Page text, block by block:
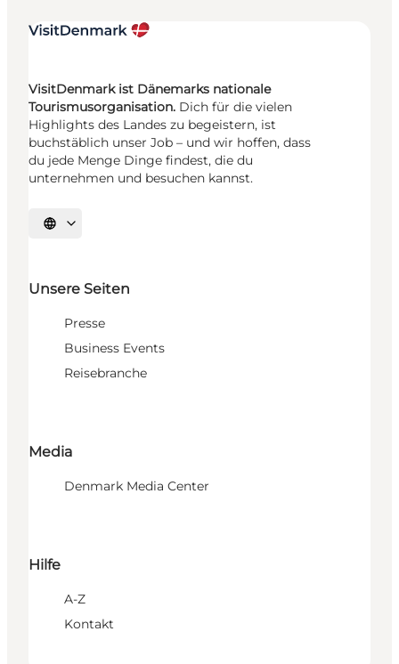
VisitDenmark ist Dänemarks nationale
Tourismusorganisation. Dich für die vielen
Highlights des Landes zu begeistern, ist
buchstäblich unser Job – und wir hoffen, dass
du jede Menge Dinge findest, die du
unternehmen und besuchen kannst.
Sprache auswählen
Unsere Seiten
Presse
Business Events
Reisebranche
Media
Denmark Media Center
Hilfe
A-Z
Kontakt